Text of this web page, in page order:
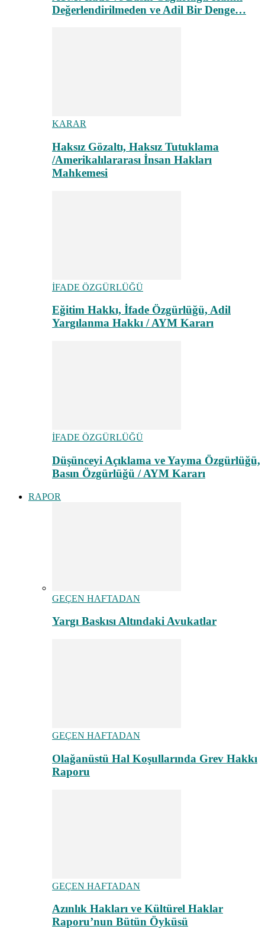
Değerlendirilmeden ve Adil Bir Denge…
KARAR
Haksız Gözaltı, Haksız Tutuklama
/Amerikalılararası İnsan Hakları
Mahkemesi
İFADE ÖZGÜRLÜĞÜ
Eğitim Hakkı, İfade Özgürlüğü, Adil
Yargılanma Hakkı / AYM Kararı
İFADE ÖZGÜRLÜĞÜ
Düşünceyi Açıklama ve Yayma Özgürlüğü,
Basın Özgürlüğü / AYM Kararı
RAPOR
GEÇEN HAFTADAN
Yargı Baskısı Altındaki Avukatlar
GEÇEN HAFTADAN
Olağanüstü Hal Koşullarında Grev Hakkı
Raporu
GEÇEN HAFTADAN
Azınlık Hakları ve Kültürel Haklar
Raporu’nun Bütün Öyküsü